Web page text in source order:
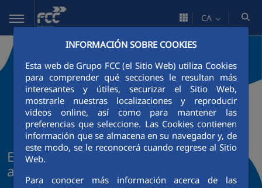
Salta al contingut principal
INFORMACIÓN SOBRE COOKIES
Esta web de Grupo FCC (el Sitio Web) utiliza Cookies
para comprender qué secciones le resultan más
interesantes y útiles, securizar el Sitio Web,
mostrarle nuestras localizaciones y reproducir
videos online, así como para mantener las
preferencias que seleccione. Las Cookies contienen
información que se almacena en su navegador y, de
este modo, se le reconocerá cuando regrese al Sitio
Web.
Para conocer más información acerca de las
CA
Enviar una comunicación confidencia
al Canal Ético de FCC Industrial